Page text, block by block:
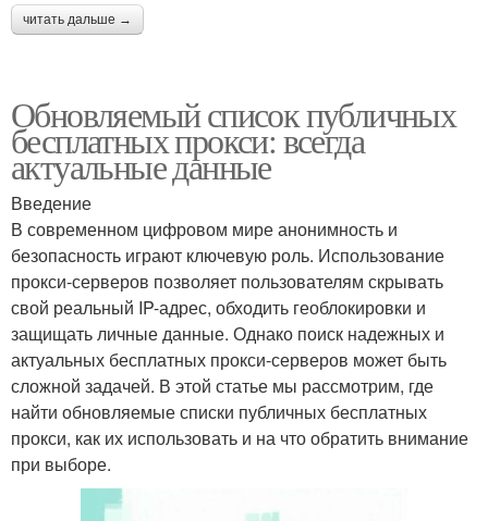
читать дальше →
Обновляемый список публичных
бесплатных прокси: всегда
актуальные данные
Введение
В современном цифровом мире анонимность и
безопасность играют ключевую роль. Использование
прокси-серверов позволяет пользователям скрывать
свой реальный IP-адрес, обходить геоблокировки и
защищать личные данные. Однако поиск надежных и
актуальных бесплатных прокси-серверов может быть
сложной задачей. В этой статье мы рассмотрим, где
найти обновляемые списки публичных бесплатных
прокси, как их использовать и на что обратить внимание
при выборе.